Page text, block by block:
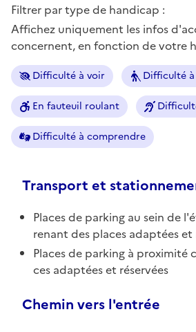
Filtrer par type de handicap :
Affichez uniquement les infos
concernent, en fonction de votre
Difficulté à voir Difficulté
En fauteuil roulant
Difficulté à comprendre
Transport et
Places de parking au sein de
renant des places adaptées et
Places de parking à proximité
ces adaptées et réservées
Chemin vers l'entrée